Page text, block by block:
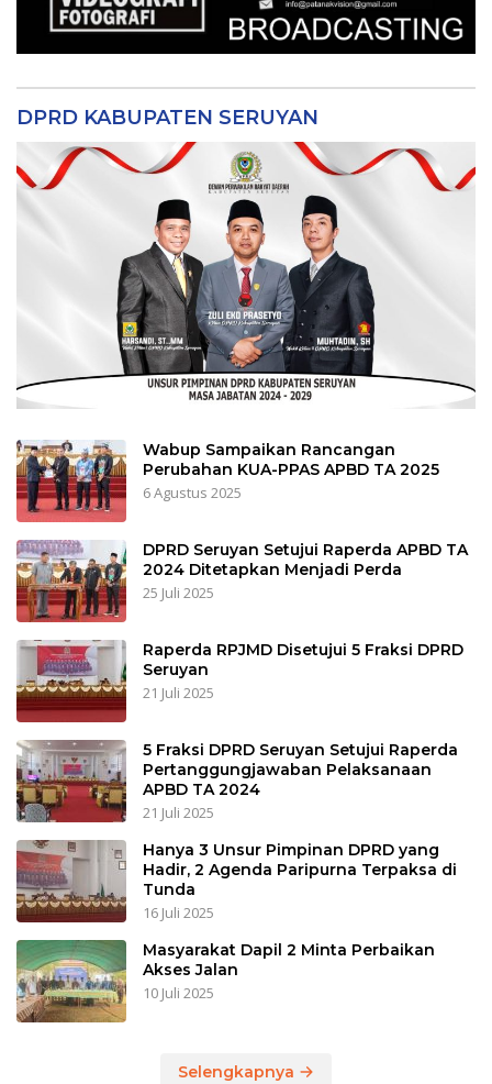
DPRD KABUPATEN SERUYAN
Wabup Sampaikan Rancangan
Perubahan KUA-PPAS APBD TA 2025
6 Agustus 2025
DPRD Seruyan Setujui Raperda APBD TA
2024 Ditetapkan Menjadi Perda
25 Juli 2025
Raperda RPJMD Disetujui 5 Fraksi DPRD
Seruyan
21 Juli 2025
5 Fraksi DPRD Seruyan Setujui Raperda
Pertanggungjawaban Pelaksanaan
APBD TA 2024
21 Juli 2025
Hanya 3 Unsur Pimpinan DPRD yang
Hadir, 2 Agenda Paripurna Terpaksa di
Tunda
16 Juli 2025
Masyarakat Dapil 2 Minta Perbaikan
Akses Jalan
10 Juli 2025
Selengkapnya